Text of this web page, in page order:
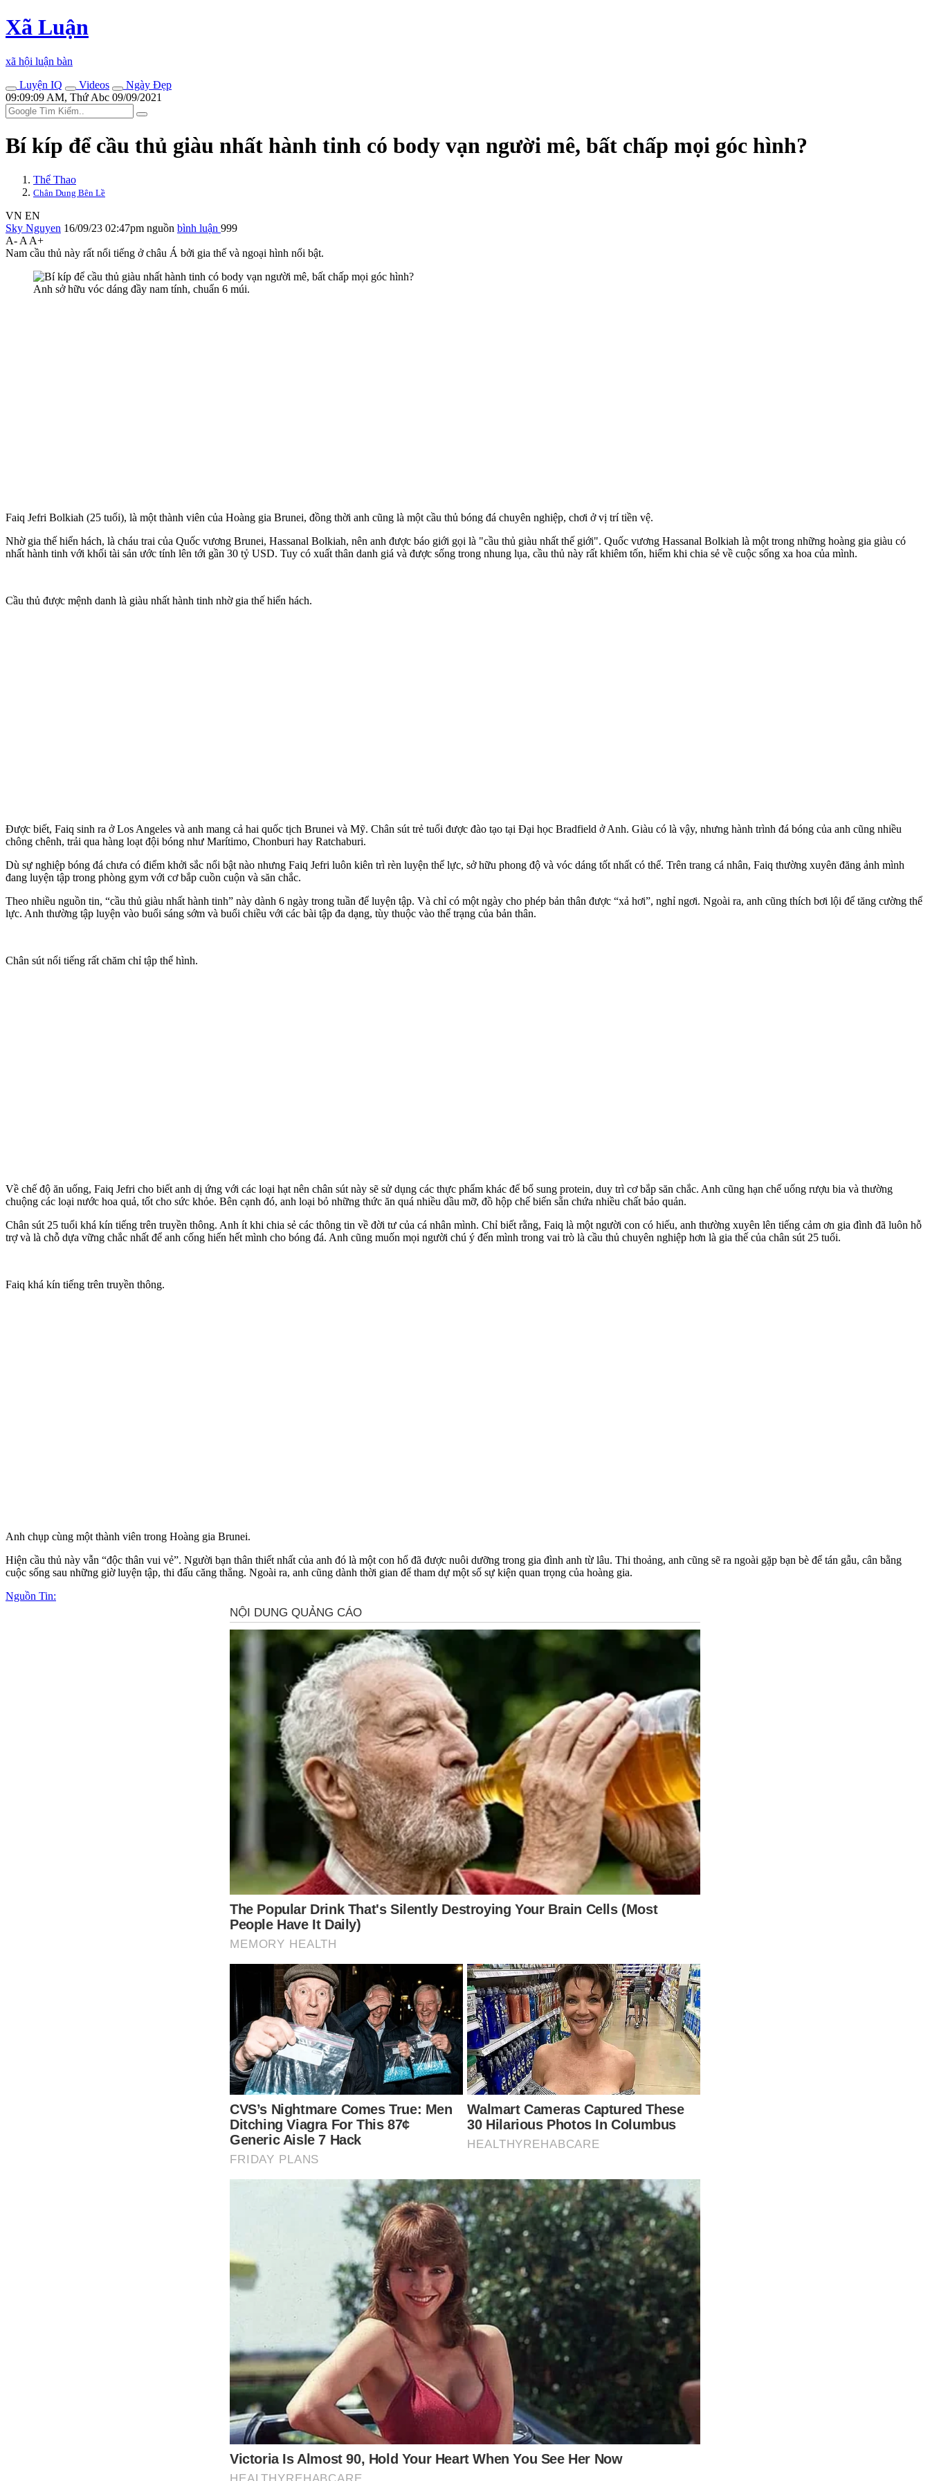
Xã Luận
xã hội luận bàn
Luyện IQ
Videos
Ngày Đẹp
09:09:09 AM, Thứ Abc 09/09/2021
Bí kíp để cầu thủ giàu nhất hành tinh có body vạn người mê, bất chấp mọi góc hình?
Thể Thao
Chân Dung Bên Lề
VN EN
Sky Nguyen 16/09/23 02:47pm nguồn bình luận 999
A- A A+
Nam cầu thủ này rất nổi tiếng ở châu Á bởi gia thế và ngoại hình nổi bật.
Anh sở hữu vóc dáng đầy nam tính, chuẩn 6 múi.
Faiq Jefri Bolkiah (25 tuổi), là một thành viên của Hoàng gia Brunei, đồng thời anh cũng là một cầu thủ bóng đá chuyên nghiệp, chơi ở vị trí tiền vệ.
Nhờ gia thế hiển hách, là cháu trai của Quốc vương Brunei, Hassanal Bolkiah, nên anh được báo giới gọi là "cầu thủ giàu nhất thế giới". Quốc vương Hassanal Bolkiah là một trong những hoàng gia giàu có
nhất hành tinh với khối tài sản ước tính lên tới gần 30 tỷ USD. Tuy có xuất thân danh giá và được sống trong nhung lụa, cầu thủ này rất khiêm tốn, hiếm khi chia sẻ về cuộc sống xa hoa của mình.
Cầu thủ được mệnh danh là giàu nhất hành tinh nhờ gia thế hiển hách.
Được biết, Faiq sinh ra ở Los Angeles và anh mang cả hai quốc tịch Brunei và Mỹ. Chân sút trẻ tuổi được đào tạo tại Đại học Bradfield ở Anh. Giàu có là vậy, nhưng hành trình đá bóng của anh cũng nhiều
chông chênh, trải qua hàng loạt đội bóng như Marítimo, Chonburi hay Ratchaburi.
Dù sự nghiệp bóng đá chưa có điểm khởi sắc nổi bật nào nhưng Faiq Jefri luôn kiên trì rèn luyện thể lực, sở hữu phong độ và vóc dáng tốt nhất có thể. Trên trang cá nhân, Faiq thường xuyên đăng ảnh mình
đang luyện tập trong phòng gym với cơ bắp cuồn cuộn và săn chắc.
Theo nhiều nguồn tin, “cầu thủ giàu nhất hành tinh” này dành 6 ngày trong tuần để luyện tập. Và chỉ có một ngày cho phép bản thân được “xả hơi”, nghỉ ngơi. Ngoài ra, anh cũng thích bơi lội để tăng cường thể
lực. Anh thường tập luyện vào buổi sáng sớm và buổi chiều với các bài tập đa dạng, tùy thuộc vào thể trạng của bản thân.
Chân sút nổi tiếng rất chăm chỉ tập thể hình.
Về chế độ ăn uống, Faiq Jefri cho biết anh dị ứng với các loại hạt nên chân sút này sẽ sử dụng các thực phẩm khác để bổ sung protein, duy trì cơ bắp săn chắc. Anh cũng hạn chế uống rượu bia và thường
chuộng các loại nước hoa quả, tốt cho sức khỏe. Bên cạnh đó, anh loại bỏ những thức ăn quá nhiều dầu mỡ, đồ hộp chế biến sẵn chứa nhiều chất bảo quản.
Chân sút 25 tuổi khá kín tiếng trên truyền thông. Anh ít khi chia sẻ các thông tin về đời tư của cá nhân mình. Chỉ biết rằng, Faiq là một người con có hiếu, anh thường xuyên lên tiếng cảm ơn gia đình đã luôn hỗ
trợ và là chỗ dựa vững chắc nhất để anh cống hiến hết mình cho bóng đá. Anh cũng muốn mọi người chú ý đến mình trong vai trò là cầu thủ chuyên nghiệp hơn là gia thế của chân sút 25 tuổi.
Faiq khá kín tiếng trên truyền thông.
Anh chụp cùng một thành viên trong Hoàng gia Brunei.
Hiện cầu thủ này vẫn “độc thân vui vẻ”. Người bạn thân thiết nhất của anh đó là một con hổ đã được nuôi dưỡng trong gia đình anh từ lâu. Thi thoảng, anh cũng sẽ ra ngoài gặp bạn bè để tán gẫu, cân bằng
cuộc sống sau những giờ luyện tập, thi đấu căng thẳng. Ngoài ra, anh cũng dành thời gian để tham dự một số sự kiện quan trọng của hoàng gia.
Nguồn Tin: